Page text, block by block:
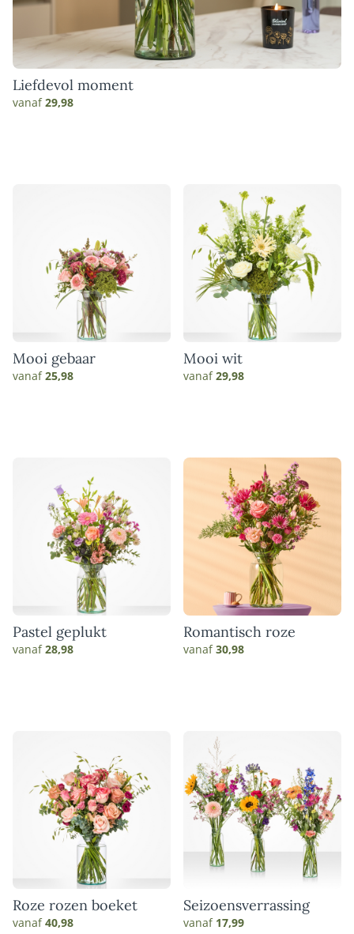
Liefdevol moment
vanaf29,98
Mooi gebaar
vanaf25,98
Mooi wit
vanaf29,98
Pastel geplukt
vanaf28,98
Romantisch roze
vanaf30,98
Roze rozen boeket
vanaf40,98
Seizoensverrassing
vanaf 17,99